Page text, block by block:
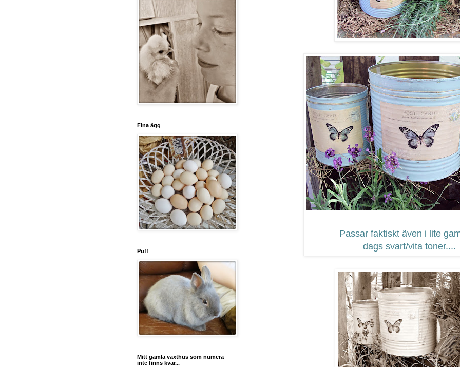
Passar faktiskt även i lite
dags svart/vita toner....
Fina ägg
Puff
Mitt gamla växthus som numera
inte finns kvar...